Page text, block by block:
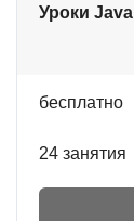
Уроки Java
бесплатно
24 занятия